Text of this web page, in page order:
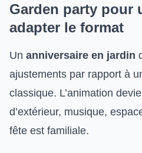
Garden party pour
adapter le format
Un anniversaire en jardin
ajustements par rapport à
classique. L’animation
d’extérieur, musique,
fête est familiale.